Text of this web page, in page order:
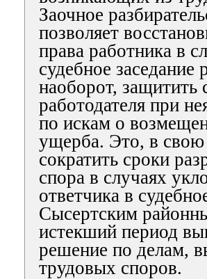
Заочное
позволяет
права работника в
судебное заседание
наоборот, защитить
работодателя при
по искам о
ущерба. Это, в свою
сократить сроки
спора в случаях
ответчика в
Сысертским
истекший период
решение по делам,
трудовых споров.